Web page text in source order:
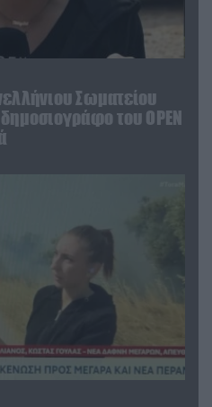
Σωματείου
του OPEN